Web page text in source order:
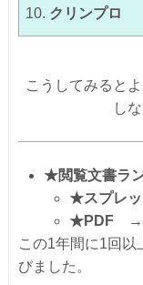
クリンプロ
こうしてみると
し
★閲覧文書
★スプレ
★PDF →
この1年間に1回以
びました。